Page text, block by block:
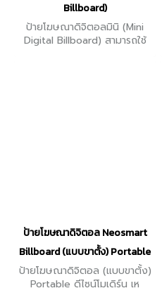
Billboard)
ป้ายโฆษณาดิจิตอลมินิ (Mini
Digital Billboard) สามารถใช้
ป้ายโฆษณาดิจิตอล Neosmart
Billboard (แบบขาตั้ง) Portable
ป้ายโฆษณาดิจิตอล (แบบขาตั้ง)
Portable ดีไซน์โมเดิร์น เห